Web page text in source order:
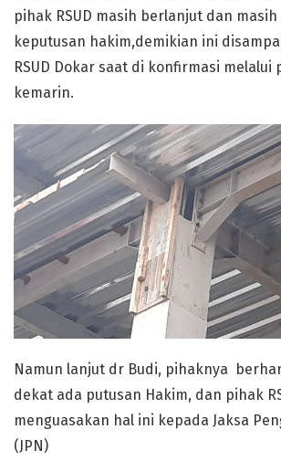
pihak RSUD masih berlanjut dan
keputusan hakim,demikian ini
RSUD Dokar saat di konfirmasi melalui
kemarin.
Namun lanjut dr Budi, pihaknya
dekat ada putusan Hakim, dan pihak
menguasakan hal ini kepada Jaksa
(JPN)